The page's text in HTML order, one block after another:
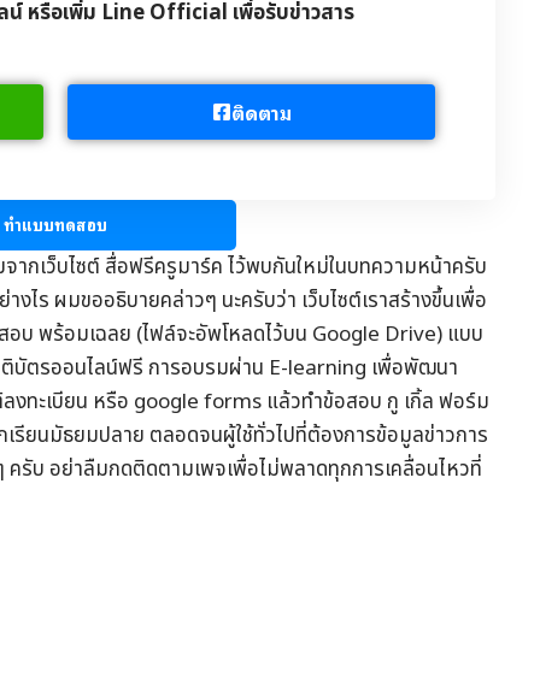
น์ หรือเพิ่ม Line Official เพื่อรับข่าวสาร
ติดตาม
ทำแบบทดสอบ
ากเว็บไซต์สื่อฟรีครูมาร์คไว้พบกันใหม่ในบทความหน้าครับ
งไร ผมขออธิบายคล่าวๆ นะครับว่า เว็บไซต์เราสร้างขึ้นเพื่อ
อบพร้อมเฉลย (ไฟล์จะอัพโหลดไว้บน Google Drive) แบบ
บัตรออนไลน์ฟรี การอบรมผ่าน E-learning เพื่อพัฒนา
ลงทะเบียน หรือ google forms แล้วทำข้อสอบ กู เกิ้ล ฟอร์ม
รียนมัธยมปลาย ตลอดจนผู้ใช้ทั่วไปที่ต้องการข้อมูลข่าวการ
รับ อย่าลืมกดติดตามเพจเพื่อไม่พลาดทุกการเคลื่อนไหวที่